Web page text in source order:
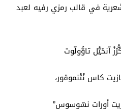
في قالب رمزي رفيه لعبد
آنحْيّْل تاوُّولّوت
كاس نْتْنموقور،
أورات نسّوسوس”